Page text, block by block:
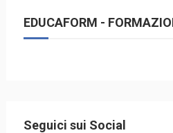
EDUCAFORM -
Seguici sui Social